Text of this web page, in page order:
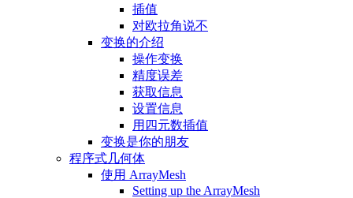
插值
对欧拉角说不
变换的介绍
操作变换
精度误差
获取信息
设置信息
用四元数插值
变换是你的朋友
程序式几何体
使用 ArrayMesh
Setting up the ArrayMesh